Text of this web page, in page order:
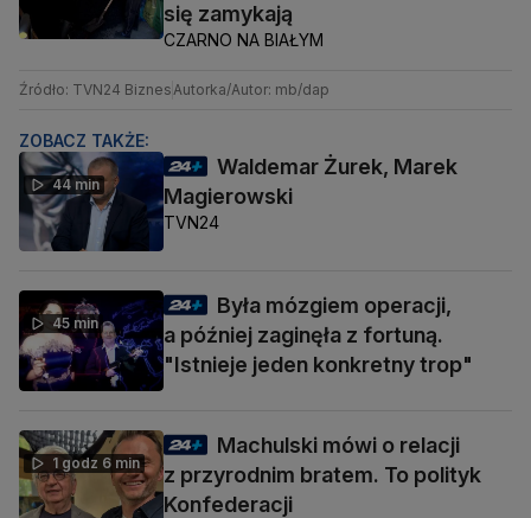
się zamykają
CZARNO NA BIAŁYM
Źródło: TVN24 BiznesAutorka/Autor: mb/dap
ZOBACZ TAKŻE:
44 min
Waldemar Żurek, Marek
Magierowski
TVN24
45 min
Była mózgiem operacji,
a później zaginęła z fortuną.
"Istnieje jeden konkretny trop"
1 godz 6 min
Machulski mówi o relacji
z przyrodnim bratem. To polityk
Konfederacji